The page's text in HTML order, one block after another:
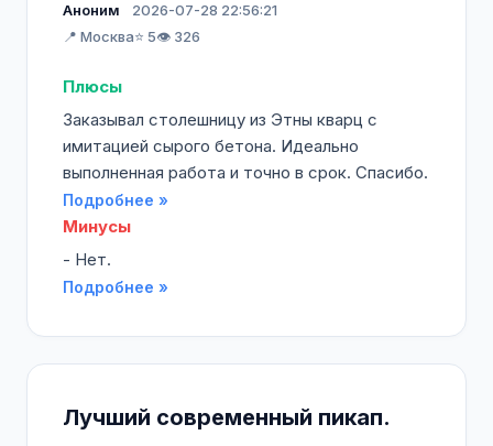
Аноним
2026-07-28 22:56:21
📍 Москва⭐ 5👁️ 326
Плюсы
Заказывал столешницу из Этны кварц с
имитацией сырого бетона. Идеально
выполненная работа и точно в срок. Спасибо.
Подробнее »
Минусы
- Нет.
Подробнее »
Лучший современный пикап.